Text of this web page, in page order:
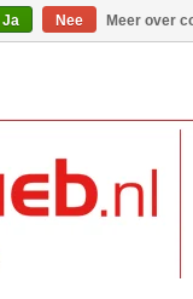
Ja Nee Meer over